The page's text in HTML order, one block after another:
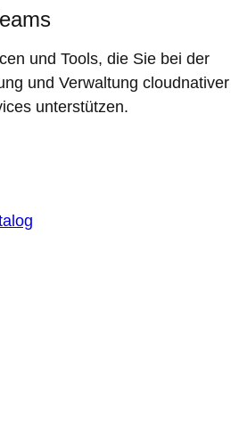
und Tools, die Sie bei der
und Verwaltung cloudnativer
unterstützen.